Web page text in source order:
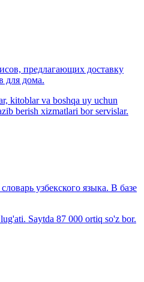
предлагающих доставку
для дома.
kitoblar va boshqa uy uchun
berish xizmatlari bor servislar.
узбекского языка. В базе
Saytda 87 000 ortiq so'z bor.